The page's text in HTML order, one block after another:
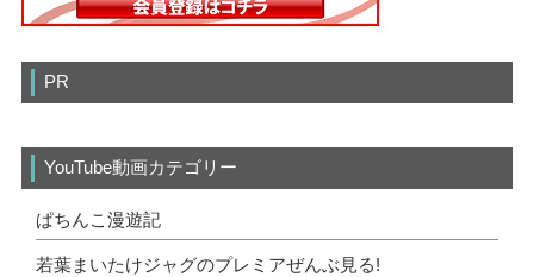
PR
YouTube動画カテゴリー
ぱちんこ漫遊記
若葉まいたけジャグのプレミアぜんぶ見る!